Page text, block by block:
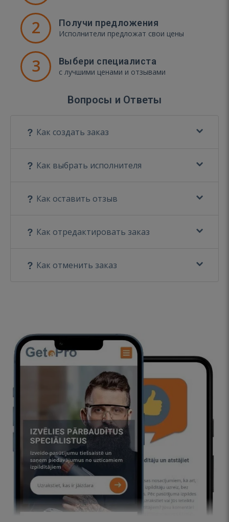
2 Получи предложения
Исполнители предложат свои цены
3 Выбери специалиста
с лучшими ценами и отзывами
Вопросы и Ответы
Как создать заказ
Как выбрать исполнителя
Как оставить отзыв
Как отредактировать заказ
Как отменить заказ